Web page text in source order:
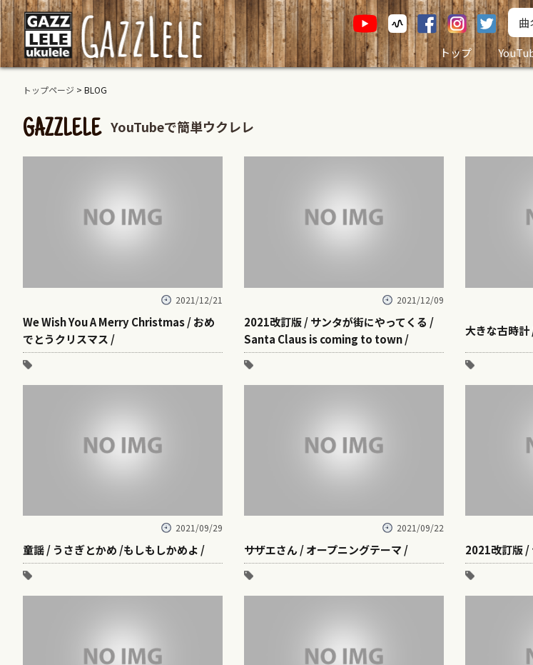
トップ
トップページ > BLOG
GAZZLELE YouTubeで簡単ウクレレ
2021/12/21
We Wish You A Merry Christmas / おめ
でとうクリスマス /
2021/12/09
2021改訂版 / サンタが街にやってくる /
Santa Claus is coming to town /
大きな古時
2021/09/29
童謡 / うさぎとかめ /もしもしかめよ /
2021/09/22
サザエさん / オープニングテーマ / 2021改訂版 /